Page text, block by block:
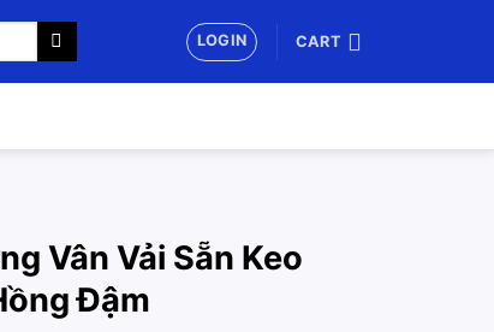
LOGIN CART
Vân Vải Sẵn Keo
Đậm